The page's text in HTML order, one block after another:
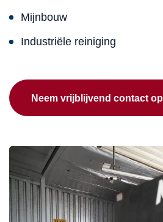
Mijnbouw
Industriële reiniging
Neem vrijblijvend contact op